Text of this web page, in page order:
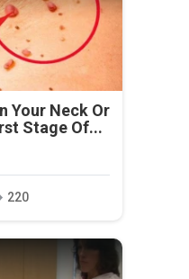
Your Neck Or
Stage Of...
220